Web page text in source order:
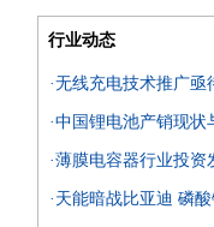
行业动态
·无线充电技术推广亟
·中国锂电池产销现
·薄膜电容器行业投资
·天能暗战比亚迪 磷